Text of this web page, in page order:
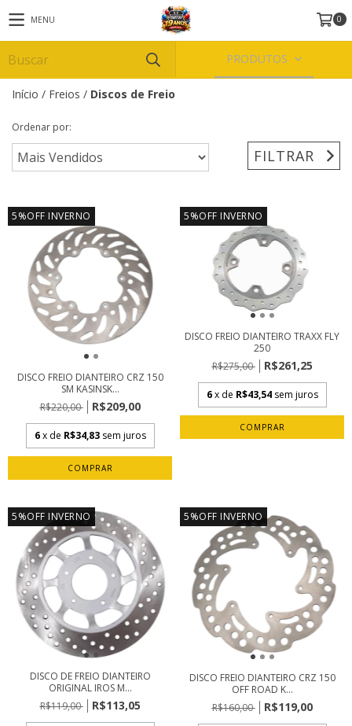
MENU 0
PRODUTOS
Início / Freios / Discos de Freio
Ordenar por:
FILTRAR
5%OFF INVERNO
DISCO FREIO DIANTEIRO CRZ 150
SM KASINSK...
R$220,00
R$209,00
6 x de R$34,83 sem juros
5%OFF INVERNO
DISCO FREIO DIANTEIRO TRAXX FLY
250
R$275,00
R$261,25
6 x de R$43,54 sem juros
5%OFF INVERNO
DISCO DE FREIO DIANTEIRO
ORIGINAL IROS M...
R$119,00
R$113,05
5%OFF INVERNO
DISCO FREIO DIANTEIRO CRZ 150
OFF ROAD K...
R$160,00
R$119,00